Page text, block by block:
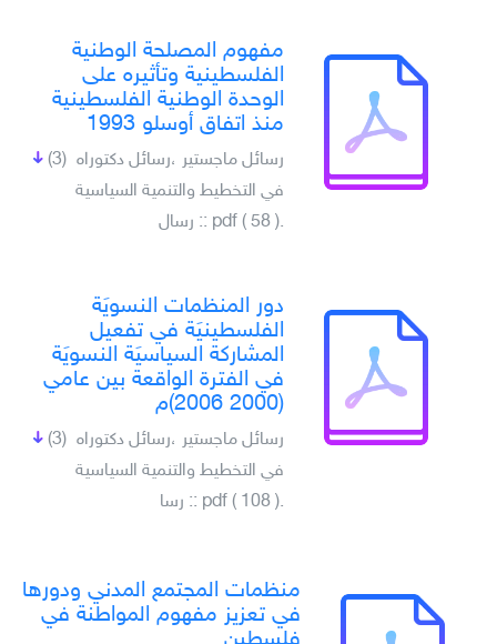
مفهوم المصلحة الوطنية
الفلسطينية وتأثيره على
الوحدة الوطنية الفلسطينية
منذ اتفاق أوسلو 1993
(3) رسائل ماجستير ،رسائل دكتوراه
في التخطيط والتنمية السياسية
.pdf ( 58 ) :: رسال
دور المنظمات النسويَة
الفلسطينيَة في تفعيل
المشاركة السياسيَة النسويَة
في الفترة الواقعة بين عامي
(2000 2006)م
(3) رسائل ماجستير ،رسائل دكتوراه
في التخطيط والتنمية السياسية
.pdf ( 108 ) :: رسا
منظمات المجتمع المدني ودورها
في تعزيز مفهوم المواطنة في